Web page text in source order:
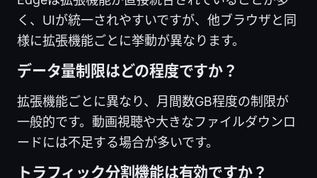
く、UIが統一されやすいですが、他ブラウザと同
様に拡張機能ごとに挙動が異なります。
データ量制限はどの程度ですか？
拡張機能ごとに異なり、月間数GB程度の制限が
一般的です。動画視聴や大きなファイルダウンロ
ードには不足する場合が多いです。
トラフィック分割機能は有効ですか？